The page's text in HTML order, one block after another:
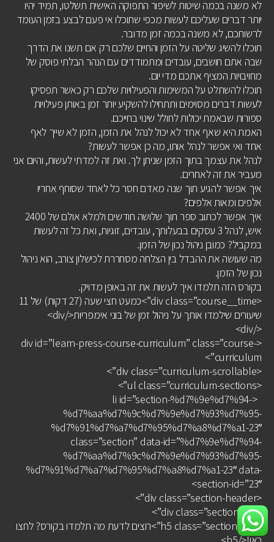
לא משנה בכמה שיטות לשיפור התפוקה האישית תשלטו, תמיד יהיו
יותר דברים שעליכם לעשות מכפי שתוכלו אי פעם לבצע בזמן העומד
לרשותכם, לא משנה בכמה זמן מדובר.
תוכלו להשיג שליטה על הזמן והחיים שלכם רק אם תשנו את הדרך
שבה אתם חושבים, עובדים ומתמודדים עם הנהר הבלתי פוסק של
מחויבויות המציף אתכם מדי יום.
תוכלו להשתלט על המשימות והפעילויות שלכם רק כאשר תפסיקו
לעשות דברים מסוימים ותתחילו להשקיע יותר זמן באותן פעילויות
ספורות שבאמת יכולות לחולל שינוי בחייכם.
האמת היא שאף אחד לא יכול לנהל את הזמן, הזמן לא שייך לאף
אחד ואי אפשר לנהל אותו, מה כן אפשר לעשות?
לנהל את עצמך בתוך הזמן שניתן לך. ואת זה למדתי לעשות, והיום אני
מעביר את זה לאחרים.
איך אפשר להגיע תוך שנה מאדם חסר כל לאחד שסוחף אחריו
אלפים ומאות אלפים?
איך אפשר לכתוב ספר תוך שלושה חודשים ולמלא אולם של 2400
איש, לנהל 3 עסקים בבעלותך, עובדים, זוגיות, ואת כל זה לעשות
במקביל? כמובן ניהול נכון של הזמן.
מה שעושה את ההבדל בין הצלחה מסחררת לכישלון צורב, הוא ניהול
נכון של הזמן.
בקורס הזה תלמדו איך לעשות את זה באופן מדויק.
<div class=”course__time”>כמעט חצי שעה (27 דקות) של 11
שיעורים שילמדו אותך על ניהול זמן של בוני אימפריות</div>
</div>
<div id=”learn-press-course-curriculum” class=”course-
curriculum”>
<div class=”curriculum-scrollable”>
<ul class=”curriculum-sections”>
<li id=”section-%d7%9e%d7%94-
%d7%aa%d7%9c%d7%9e%d7%93%d7%95-
%d7%91%d7%a7%d7%95%d7%a8%d7%a1-23″
class=”section” data-id=”%d7%9e%d7%94-
%d7%aa%d7%9c%d7%9e%d7%93%d7%95-
%d7%91%d7%a7%d7%95%d7%a8%d7%a1-23″ data-
section-id=”23″>
<div class=”section-header”>
<div class=”section-left”>
<h5 class=”section-title”>רוצים לדעת מה תלמדו בקורס? לחצו